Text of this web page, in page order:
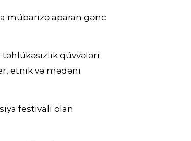
mübarizə aparan gənc
təhlükəsizlik qüvvələri
etnik və mədəni
festivalı olan